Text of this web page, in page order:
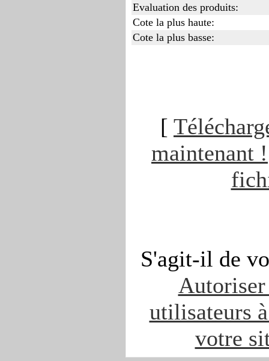
Evaluation des produits:
Cote la plus haute:
Cote la plus basse:
[
maintenant !
S'agit-il de
Autoriser
utilisateurs
votre